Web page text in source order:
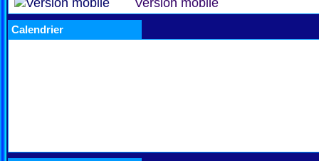
Version mobile
Calendrier